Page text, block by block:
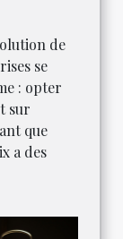
de
se
: opter
sur
que
a des